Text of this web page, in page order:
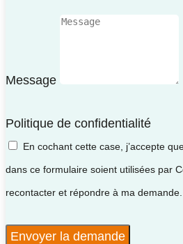
Message
Politique de confidentialité
En cochant cette case, j’accepte
dans ce formulaire soient utilisées par
recontacter et répondre à ma demande.
Envoyer la demande